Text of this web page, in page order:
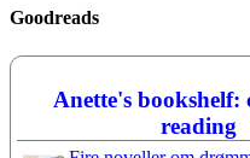
Goodreads
Anette's bookshelf:
reading